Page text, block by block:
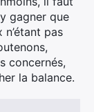
gagner que
pas
concernés,
la balance.